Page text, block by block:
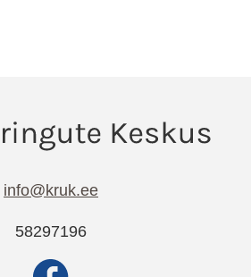
info@kruk.ee
58297196